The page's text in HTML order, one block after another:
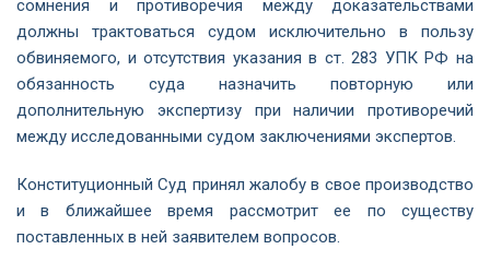
сомнения и противоречия между доказательствами
должны трактоваться судом исключительно в пользу
обвиняемого, и отсутствия указания в ст. 283 УПК РФ на
обязанность суда назначить повторную или
дополнительную экспертизу при наличии противоречий
между исследованными судом заключениями экспертов.
Конституционный Суд принял жалобу в свое производство
и в ближайшее время рассмотрит ее по существу
поставленных в ней заявителем вопросов.